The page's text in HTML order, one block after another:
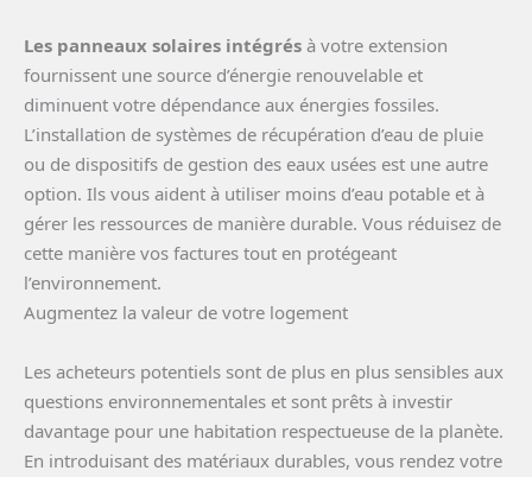
Les panneaux solaires intégrés à votre extension
fournissent une source d’énergie renouvelable et
diminuent votre dépendance aux énergies fossiles.
L’installation de systèmes de récupération d’eau de pluie
ou de dispositifs de gestion des eaux usées est une autre
option. Ils vous aident à utiliser moins d’eau potable et à
gérer les ressources de manière durable. Vous réduisez de
cette manière vos factures tout en protégeant
l’environnement.
Augmentez la valeur de votre logement
Les acheteurs potentiels sont de plus en plus sensibles aux
questions environnementales et sont prêts à investir
davantage pour une habitation respectueuse de la planète.
En introduisant des matériaux durables, vous rendez votre